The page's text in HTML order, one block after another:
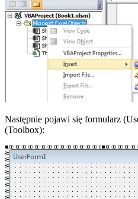
Następnie pojawi się formularz
(Toolbox):